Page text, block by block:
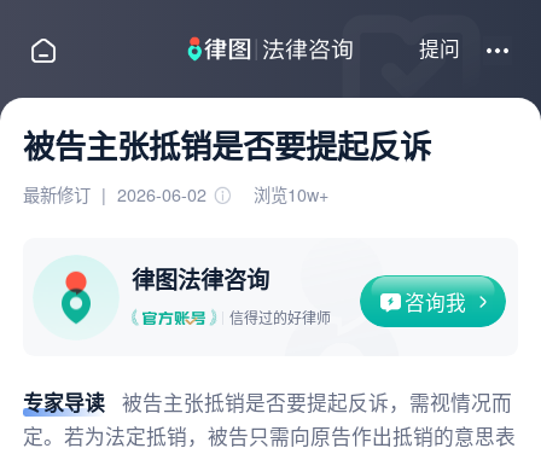
提问
被告主张抵销是否要提起反诉
最新修订 | 2026-06-02 浏览10w+
律图法律咨询
信得过的好律师
咨询我
专家导读
被告主张抵销是否要提起反诉，需视情况而
定。若为法定抵销，被告只需向原告作出抵销的意思表